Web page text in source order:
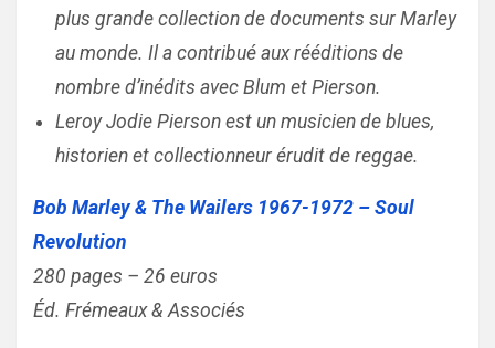
plus grande collection de documents sur Marley
au monde. Il a contribué aux rééditions de
nombre d’inédits avec Blum et Pierson.
Leroy Jodie Pierson est un musicien de blues,
historien et collectionneur érudit de reggae.
Bob Marley & The Wailers 1967-1972 – Soul
Revolution
280 pages – 26 euros
Éd. Frémeaux & Associés